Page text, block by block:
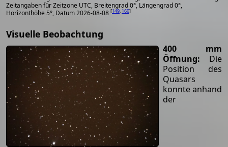
Zeitangaben für Zeitzone UTC, Breitengrad 0°, Längengrad 0°,
Horizonthöhe 5°, Datum 2026-08-08 [149, 160]
Visuelle Beobachtung
400 mm
Öffnung: Die
Position des
Quasars
konnte anhand
der